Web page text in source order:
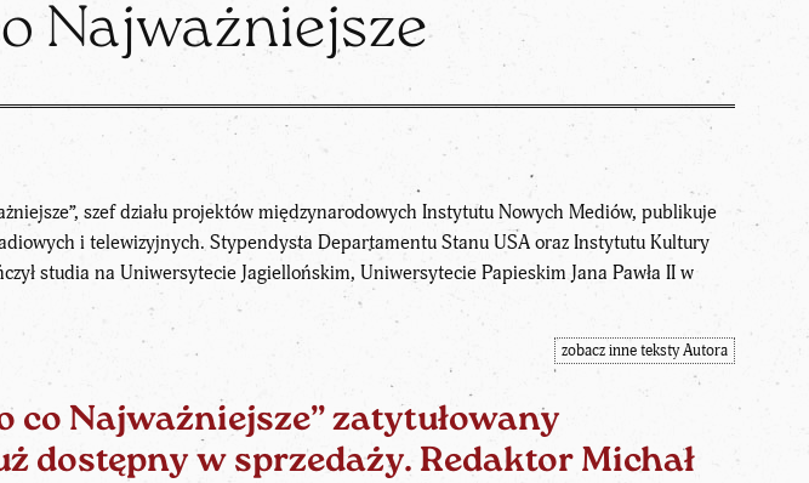
Najważniejsze
szef działu projektów międzynarodowych Instytutu Nowych Mediów, publikuje
i telewizyjnych. Stypendysta Departamentu Stanu USA oraz Instytutu Kultury
studia na Uniwersytecie Jagiellońskim, Uniwersytecie Papieskim Jana Pawła II w
zobacz inne teksty Autora
co Najważniejsze” zatytułowany
dostępny w sprzedaży. Redaktor Michał